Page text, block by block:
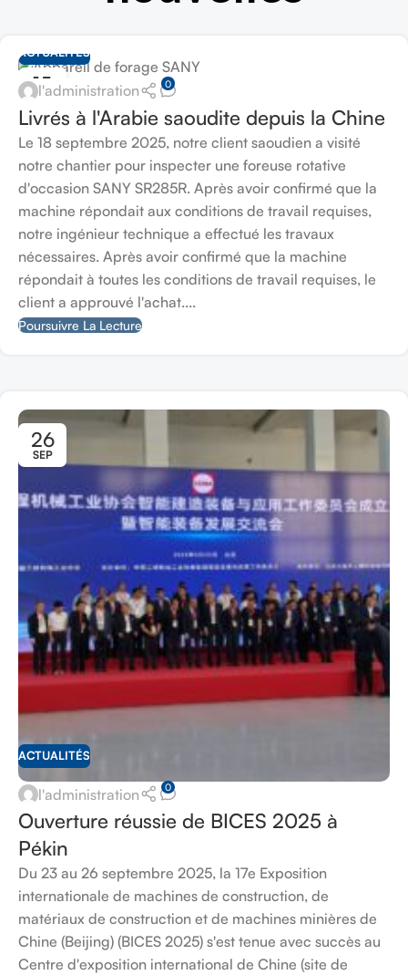
15
OCT
ACTUALITÉS
l'administration 0
Livrés à l'Arabie saoudite depuis la Chine
Le 18 septembre 2025, notre client saoudien a visité
notre chantier pour inspecter une foreuse rotative
d'occasion SANY SR285R. Après avoir confirmé que la
machine répondait aux conditions de travail requises,
notre ingénieur technique a effectué les travaux
nécessaires. Après avoir confirmé que la machine
répondait à toutes les conditions de travail requises, le
client a approuvé l'achat....
Poursuivre La Lecture
26
SEP
ACTUALITÉS
l'administration 0
Ouverture réussie de BICES 2025 à
Pékin
Du 23 au 26 septembre 2025, la 17e Exposition
internationale de machines de construction, de
matériaux de construction et de machines minières de
Chine (Beijing) (BICES 2025) s'est tenue avec succès au
Centre d'exposition international de Chine (site de